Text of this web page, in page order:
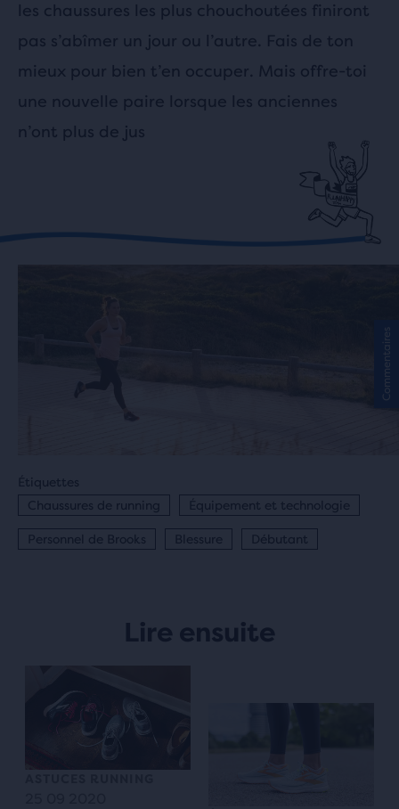
les chaussures les plus chouchoutées finiront
pas s’abîmer un jour ou l’autre. Fais de ton
mieux pour bien t’en occuper. Mais offre-toi
une nouvelle paire lorsque les anciennes
n’ont plus de jus
Étiquettes
Chaussures de running
Équipement et technologie
Personnel de Brooks Blessure Débutant
Lire ensuite
Commentaires